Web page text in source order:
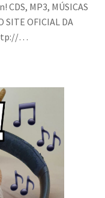
MP3, MÚSICAS
SITE OFICIAL DA
…